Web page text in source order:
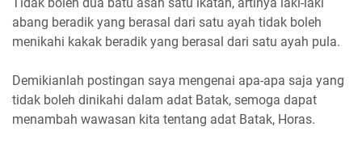
abang beradik yang berasal dari satu ayah tidak boleh
menikahi kakak beradik yang berasal dari satu ayah pula.
Demikianlah postingan saya mengenai apa-apa saja yang
tidak boleh dinikahi dalam adat Batak, semoga dapat
menambah wawasan kita tentang adat Batak, Horas.